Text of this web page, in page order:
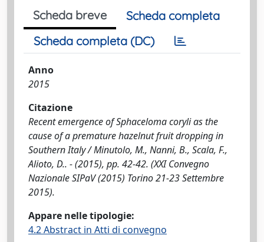
Scheda breve
Scheda completa
Scheda completa (DC)
Anno
2015
Citazione
Recent emergence of Sphaceloma coryli as the
cause of a premature hazelnut fruit dropping in
Southern Italy / Minutolo, M., Nanni, B., Scala, F.,
Alioto, D.. - (2015), pp. 42-42. (XXI Convegno
Nazionale SIPaV (2015) Torino 21-23 Settembre
2015).
Appare nelle tipologie:
4.2 Abstract in Atti di convegno